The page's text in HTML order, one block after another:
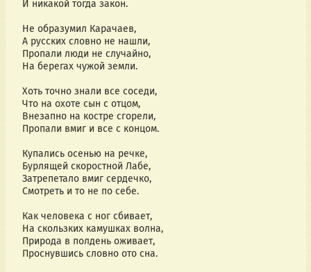
И никакой тогда закон.
Не образумил Карачаев,
А русских словно не нашли,
Пропали люди не случайно,
На берегах чужой земли.
Хоть точно знали все соседи,
Что на охоте сын с отцом,
Внезапно на костре сгорели,
Пропали вмиг и все с концом.
Купались осенью на речке,
Бурлящей скоростной Лабе,
Затрепетало вмиг сердечко,
Смотреть и то не по себе.
Как человека с ног сбивает,
На скользких камушках волна,
Природа в полдень оживает,
Проснувшись словно ото сна.